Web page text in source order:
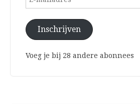
Inschrijven
Voeg je bij 28 andere abonnees